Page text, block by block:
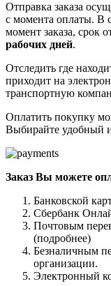
Отправка заказа
с момента оплаты. В
момент заказа, срок
рабочих дней.
Отследить где
приходит на
транспортную
Оплатить покупку
Выбирайте удобный
Заказ Вы можете
Банковской
Сбербанк
Почтовым
(подробнее)
Безналичным
организации.
Электронный